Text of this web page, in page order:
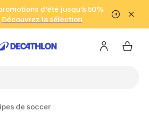
Aller au contenu Aller au pied de
d'été jusqu'à 50%
Découvrez la sélection
Cliquez ici
seulement 2 h!
sélectionnées)
de soccer